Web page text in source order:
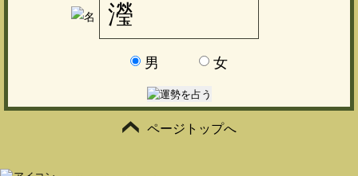
男 女
ページトップへ